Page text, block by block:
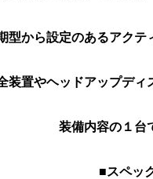
型から設定のあるアクテ
装置やヘッドアップディ
装備内容の１台
■スペッ